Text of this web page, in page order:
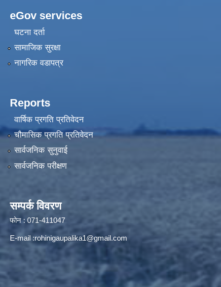
eGov services
घटना दर्ता
सामाजिक सुरक्षा
नागरिक वडापत्र
Reports
वार्षिक प्रगति प्रतिवेदन
चौमासिक प्रगति प्रतिवेदन
सार्वजनिक सुनुवाई
सार्वजनिक परीक्षण
सम्पर्क विवरण
फोन : 071-411047
E-mail :rohinigaupalika1@gmail.com